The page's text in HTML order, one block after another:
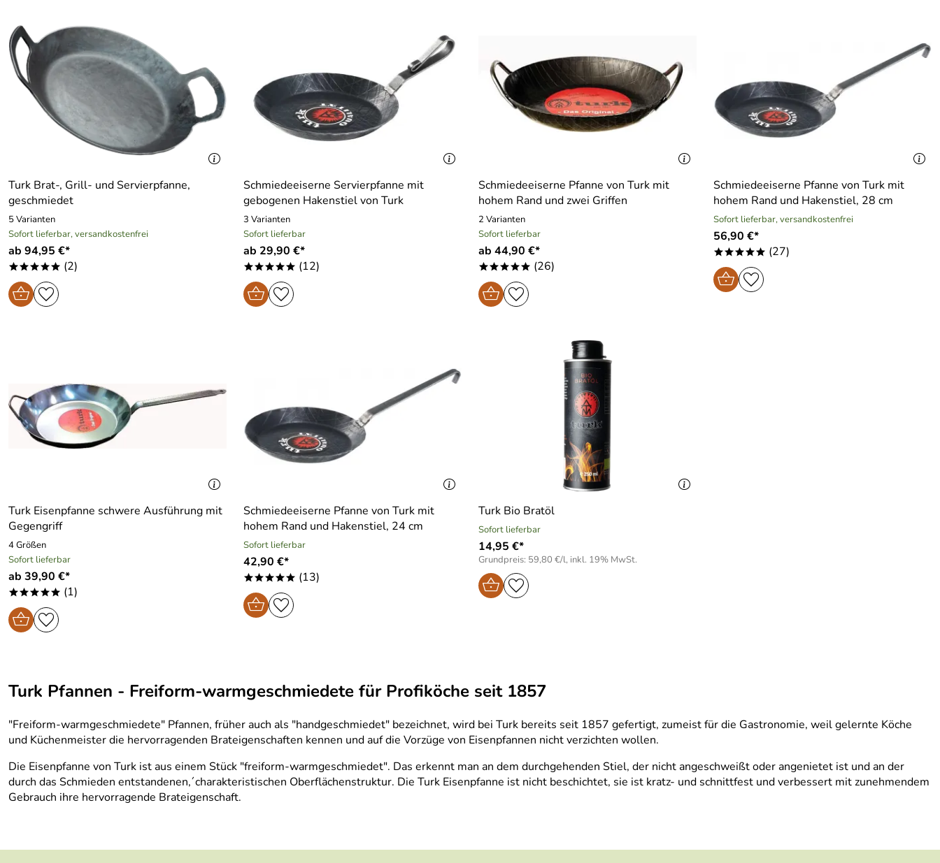
Turk Brat-, Grill- und Servierpfanne,
geschmiedet
5 Varianten
Sofort lieferbar, versandkostenfrei
ab 94,95 €*
***** (2)
Schmiedeeiserne Servierpfanne mit
gebogenen Hakenstiel von Turk
3 Varianten
Sofort lieferbar
ab 29,90 €*
***** (12)
Schmiedeeiserne Pfanne von Turk mit
hohem Rand und zwei Griffen
2 Varianten
Sofort lieferbar
ab 44,90 €*
***** (26)
Schmiedeeiserne Pfanne von Turk mit
hohem Rand und Hakenstiel, 28 cm
Sofort lieferbar, versandkostenfrei
56,90 €*
***** (27)
Turk Eisenpfanne schwere Ausführung mit
Gegengriff
4 Größen
Sofort lieferbar
ab 39,90 €*
***** (1)
Schmiedeeiserne Pfanne von Turk mit
hohem Rand und Hakenstiel, 24 cm
Sofort lieferbar
42,90 €*
***** (13)
Turk Bio Bratöl
Sofort lieferbar
14,95 €*
Grundpreis: 59,80 €/l, inkl. 19% MwSt.
Turk Pfannen - Freiform-warmgeschmiedete für Profiköche seit 1857
"Freiform-warmgeschmiedete" Pfannen, früher auch als "handgeschmiedet" bezeichnet, wird bei Turk bereits seit 1857 gefertigt, zumeist für die Gastronomie, weil gelernte Köche
und Küchenmeister die hervorragenden Brateigenschaften kennen und auf die Vorzüge von Eisenpfannen nicht verzichten wollen.
Die Eisenpfanne von Turk ist aus einem Stück "freiform-warmgeschmiedet". Das erkennt man an dem durchgehenden Stiel, der nicht angeschweißt oder angenietet ist und an der
durch das Schmieden entstandenen,´charakteristischen Oberflächenstruktur. Die Turk Eisenpfanne ist nicht beschichtet, sie ist kratz- und schnittfest und verbessert mit zunehmendem
Gebrauch ihre hervorragende Brateigenschaft.